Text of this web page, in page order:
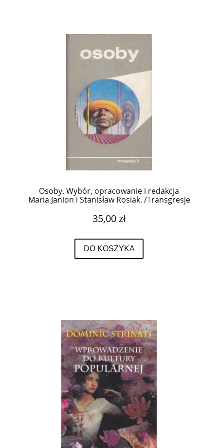
Osoby. Wybór, opracowanie i redakcja
Maria Janion i Stanisław Rosiak. /Transgresje
35,00 zł
DO KOSZYKA